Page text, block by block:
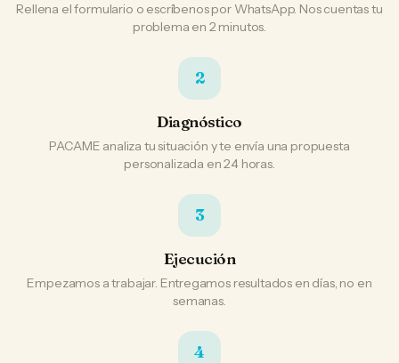
Rellena el formulario o escríbenos por WhatsApp. Nos cuentas tu
problema en 2 minutos.
2
Diagnóstico
PACAME analiza tu situación y te envía una propuesta
personalizada en 24 horas.
3
Ejecución
Empezamos a trabajar. Entregamos resultados en días, no en
semanas.
4